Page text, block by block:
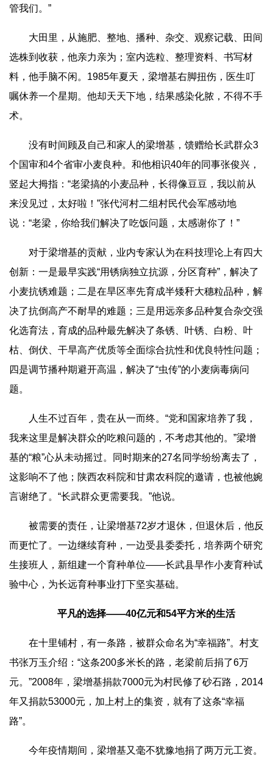
管我们。”
大田里，从施肥、整地、播种、杂交、观察记载、田间
选株到收获，他亲力亲为；室内选粒、整理资料、书写材
料，他手脑不闲。1985年夏天，梁增基右脚扭伤，医生叮
嘱休养一个星期。他却天天下地，结果感染化脓，不得不手
术。
没有时间顾及自己和家人的梁增基，馈赠给长武群众3
个国审和4个省审小麦良种。和他相识40年的同事张俊兴，
竖起大拇指：“老梁搞的小麦品种，长得像豆豆，我以前从
来没见过，太好啦！”张代河村二组村民代会军感动地
说：“老梁，你给我们解决了吃饭问题，太感谢你了！”
对于梁增基的贡献，业内专家认为在科技理论上有四大
创新：一是最早实践“用锈病独立抗源，分区育种”，解决了
小麦抗锈难题；二是在旱区率先育成半矮秆大穗粒品种，解
决了抗倒高产不耐旱的难题；三是用远亲多品种复合杂交强
化选育法，育成的品种最先解决了条锈、叶锈、白粉、叶
枯、倒伏、干旱高产优质等全面综合抗性和优良特性问题；
四是调节播种期避开高温，解决了“虫传”的小麦病毒病问
题。
人生不过百年，贵在从一而终。“党和国家培养了我，
我来这里是解决群众的吃粮问题的，不考虑其他的。”梁增
基的“粮”心从未动摇过。同时期来的27名同学纷纷离去了，
这影响不了他；陕西农科院和甘肃农科院的邀请，也被他婉
言谢绝了。“长武群众更需要我。”他说。
被需要的责任，让梁增基72岁才退休，但退休后，他反
而更忙了。一边继续育种，一边受县委委托，培养两个研究
生接班人，新组建一个育种单位——长武县旱作小麦育种试
验中心，为长远育种事业打下坚实基础。
平凡的选择——40亿元和54平方米的生活
在十里铺村，有一条路，被群众命名为“幸福路”。村支
书张万玉介绍：“这条200多米长的路，老梁前后捐了6万
元。”2008年，梁增基捐款7000元为村民修了砂石路，2014
年又捐款53000元，加上村上的集资，就有了这条“幸福
路”。
今年疫情期间，梁增基又毫不犹豫地捐了两万元工资。